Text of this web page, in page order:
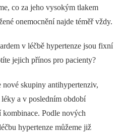
co za jeho vysokým tlakem
onemocnění najde téměř vždy.
v léčbě hypertenze jsou fixní
jejich přínos pro pacienty?
skupiny antihypertenziv,
a v posledním období
Podle nových
hypertenze můžeme již